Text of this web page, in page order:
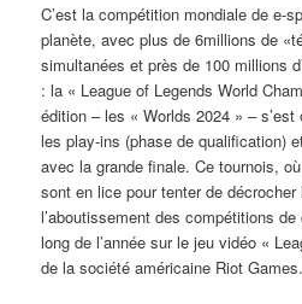
C’est la compétition mondiale de e-
planète, avec plus de 6millions de
simultanées et près de 100 millions
: la « League of Legends World
édition – les « Worlds 2024 » –
les play-ins (phase de qualification)
avec la grande finale. Ce tournois,
sont en lice pour tenter de
l’aboutissement des compétitions
long de l’année sur le jeu vidéo «
de la société américaine Riot Games.